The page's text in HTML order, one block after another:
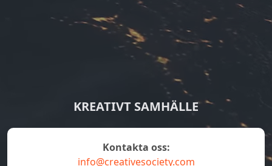
KREATIVT SAMHÄLLE
Kontakta oss:
info@creativesociety.com